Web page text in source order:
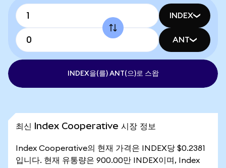
INDEX
ANT
INDEX을(를) ANT(으)로 스왑
최신 Index Cooperative 시장 정보
Index Cooperative의 현재 가격은 INDEX당 $0.2381
입니다. 현재 유통량은 900.00만 INDEX이며, Index